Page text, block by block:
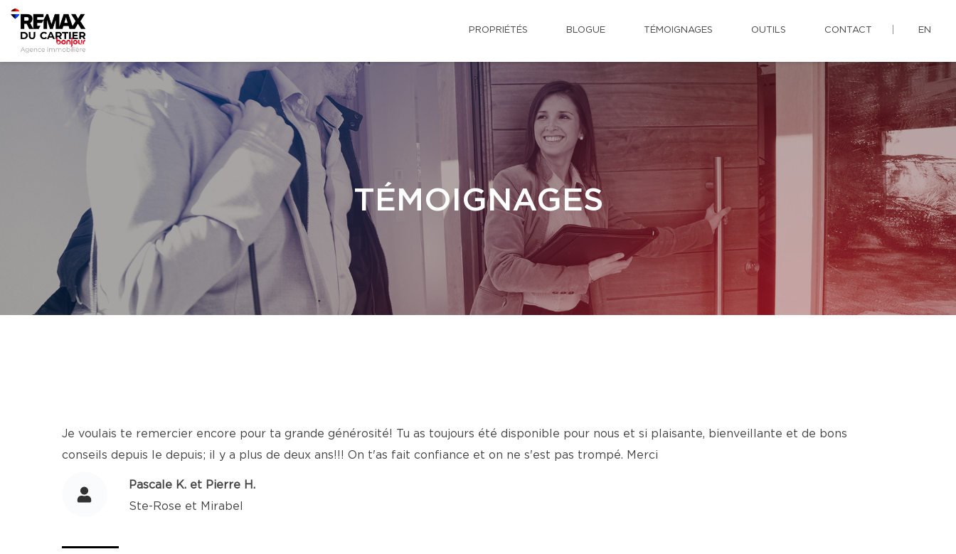
PROPRIÉTÉS BLOGUE TÉMOIGNAGES OUTILS CONTACT EN
TÉMOIGNAGES
Je voulais te remercier encore pour ta grande générosité! Tu as toujours été disponible pour nous et si plaisante, bienveillante et de bons
conseils depuis le depuis; il y a plus de deux ans!!! On t'as fait confiance et on ne s'est pas trompé. Merci
Pascale K. et Pierre H.
Ste-Rose et Mirabel